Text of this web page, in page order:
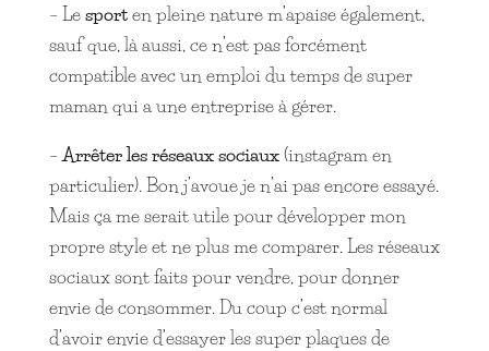
– Lesporten pleine nature m’apaise également,
sauf que, là aussi, ce n’est pas forcément
compatible avec un emploi du temps de super
maman qui a une entreprise à gérer.
–Arrêter les réseaux sociaux(instagram en
particulier). Bon j’avoue je n’ai pas encore essayé.
Mais ça me serait utile pour développer mon
propre style et ne plus me comparer. Les réseaux
sociaux sont faits pour vendre, pour donner
envie de consommer. Du coup c’est normal
d’avoir envie d’essayer les super plaques de